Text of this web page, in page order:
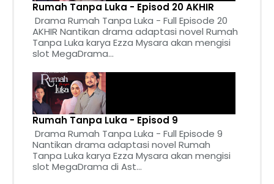
Rumah Tanpa Luka - Episod 20 AKHIR
Drama Rumah Tanpa Luka - Full Episode 20
AKHIR Nantikan drama adaptasi novel Rumah
Tanpa Luka karya Ezza Mysara akan mengisi
slot MegaDrama...
Rumah Tanpa Luka - Episod 9
Drama Rumah Tanpa Luka - Full Episode 9
Nantikan drama adaptasi novel Rumah
Tanpa Luka karya Ezza Mysara akan mengisi
slot MegaDrama di Ast...